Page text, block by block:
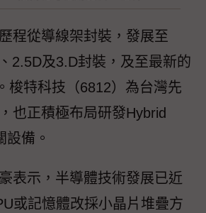
程從導線架封裝，發展至
2.5D及3.D封裝，及至最新的
梭特科技（6812）為台灣先
也正積極布局研發Hybrid
設備。
表示，半導體技術發展已近
或記憶體改採小晶片堆疊方